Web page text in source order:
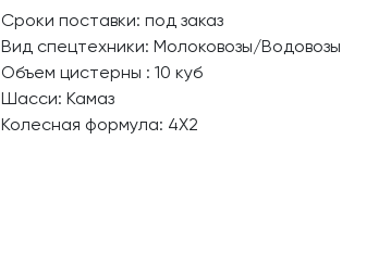
Сроки поставки: под заказ
Вид спецтехники: Молоковозы/Водовозы
Объем цистерны : 10 куб
Шасси: Камаз
Колесная формула: 4Х2